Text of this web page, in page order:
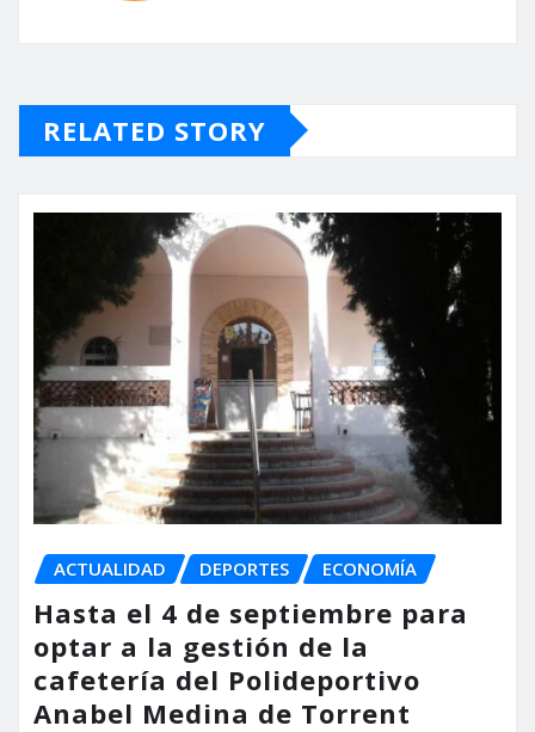
RELATED STORY
ACTUALIDAD DEPORTES ECONOMÍA
Hasta el 4 de septiembre para
optar a la gestión de la
cafetería del Polideportivo
Anabel Medina de Torrent